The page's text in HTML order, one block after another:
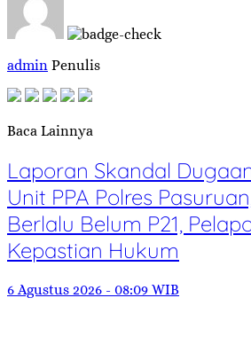
admin Penulis
Baca Lainnya
Laporan Skandal
Unit PPA Polres
Berlalu Belum P21,
Kepastian Hukum
6 Agustus 2026 - 08:09 WIB